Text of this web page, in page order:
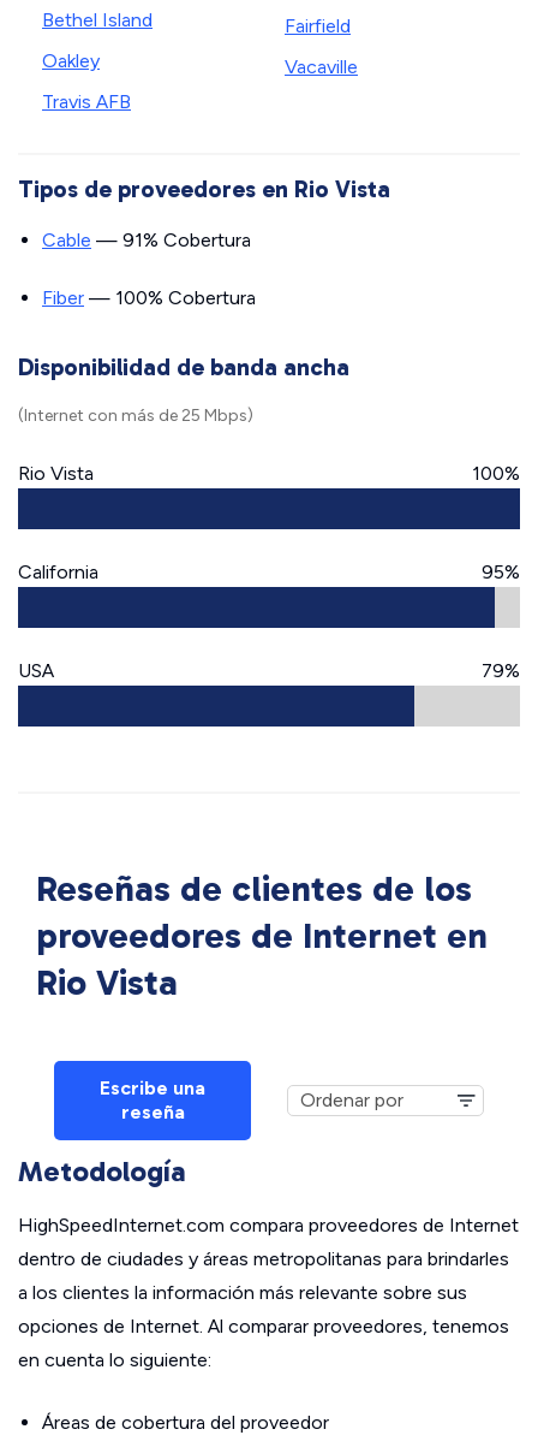
Bethel Island
Oakley
Travis AFB
Fairfield
Vacaville
Tipos de proveedores en Rio Vista
Cable — 91% Cobertura
Fiber — 100% Cobertura
Disponibilidad de banda ancha
(Internet con más de 25 Mbps)
Rio Vista 100%
California 95%
USA 79%
Reseñas de clientes de los
proveedores de Internet en
Rio Vista
Escribe una
reseña
Metodología
HighSpeedInternet.com compara proveedores de Internet
dentro de ciudades y áreas metropolitanas para brindarles
a los clientes la información más relevante sobre sus
opciones de Internet. Al comparar proveedores, tenemos
en cuenta lo siguiente:
Áreas de cobertura del proveedor